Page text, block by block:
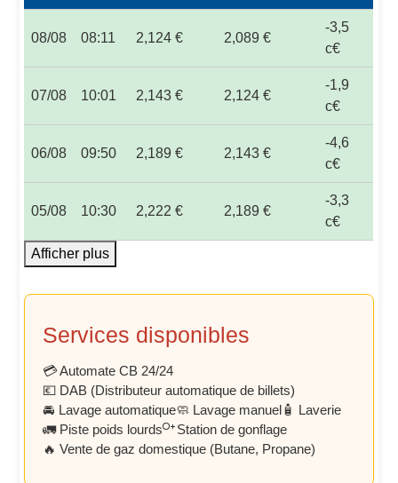
08/08 08:11 2,124 € 2,089 €
-3,5
c€
07/08 10:01 2,143 € 2,124 €
-1,9
c€
06/08 09:50 2,189 € 2,143 €
-4,6
c€
05/08 10:30 2,222 € 2,189 €
-3,3
c€
Afficher plus
Services disponibles
💳 Automate CB 24/24
💶 DAB (Distributeur automatique de billets)
🚘 Lavage automatique🧼 Lavage manuel🧴 Laverie
🚛 Piste poids lourds
Station de gonflage
🔥 Vente de gaz domestique (Butane, Propane)